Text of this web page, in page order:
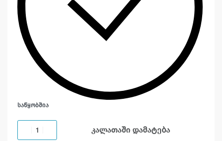
ᲡᲐᲬᲧᲝᲑᲨᲘᲐ
კალათაში დამატება